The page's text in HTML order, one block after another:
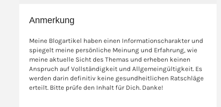
Anmerkung
Meine Blogartikel haben einen Informationscharakter und
spiegelt meine persönliche Meinung und Erfahrung, wie
meine aktuelle Sicht des Themas und erheben keinen
Anspruch auf Vollständigkeit und Allgemeingültigkeit. Es
werden darin definitiv keine gesundheitlichen Ratschläge
erteilt. Bitte prüfe den Inhalt für Dich. Danke!